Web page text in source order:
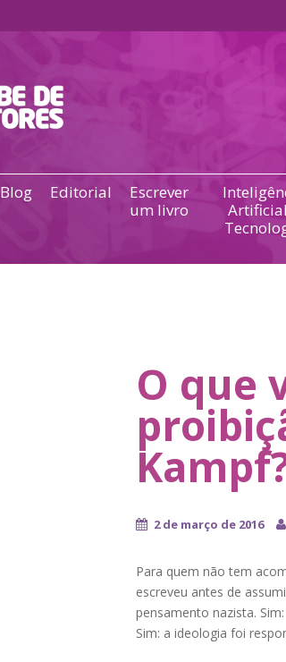
Blog Editorial
Escrever
um livro
O que
2 de março de 2016
Para quem não tem
escreveu antes de
pensamento nazista.
Sim: a ideologia foi